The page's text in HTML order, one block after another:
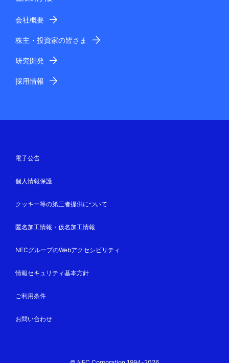
会社概要
株主・投資家の皆さま
研究開発
採用情報
電子公告
個人情報保護
クッキー等の第三者提供について
匿名加工情報・仮名加工情報
NECグループのWebアクセシビリティ
情報セキュリティ基本方針
ご利用条件
お問い合わせ